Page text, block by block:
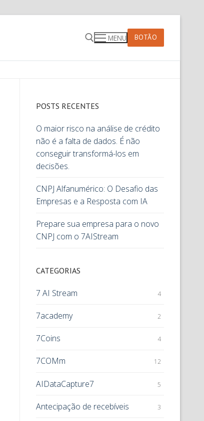
MENU BOTÃO
POSTS RECENTES
O maior risco na análise de crédito
não é a falta de dados. É não
conseguir transformá-los em
decisões.
CNPJ Alfanumérico: O Desafio das
Empresas e a Resposta com IA
Prepare sua empresa para o novo
CNPJ com o 7AIStream
CATEGORIAS
7 AI Stream 4
7academy 2
7Coins 4
7COMm 12
AIDataCapture7 5
Antecipação de recebíveis 3